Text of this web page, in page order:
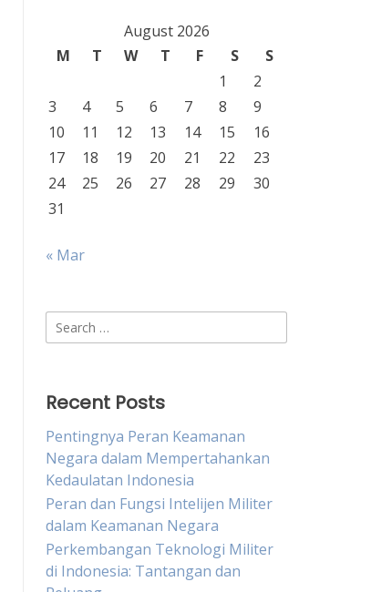
August 2026
M
T W T F S
S
1
2
3
4 5 6 7 8
9
10
11 12 13 14 15
16
17
18 19 20 21 22
23
24
25 26 27 28 29
30
31
« Mar
Search
for:
Recent Posts
Pentingnya Peran Keamanan
Negara dalam Mempertahankan
Kedaulatan Indonesia
Peran dan Fungsi Intelijen Militer
dalam Keamanan Negara
Perkembangan Teknologi Militer
di Indonesia: Tantangan dan